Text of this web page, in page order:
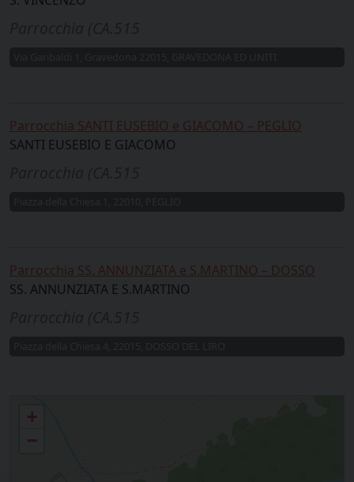
Parrocchia SANTI EUSEBIO e GIACOMO – PEGLIO
SANTI EUSEBIO E GIACOMO
Parrocchia SS. ANNUNZIATA e S.MARTINO – DOSSO
SS. ANNUNZIATA E S.MARTINO
+
−